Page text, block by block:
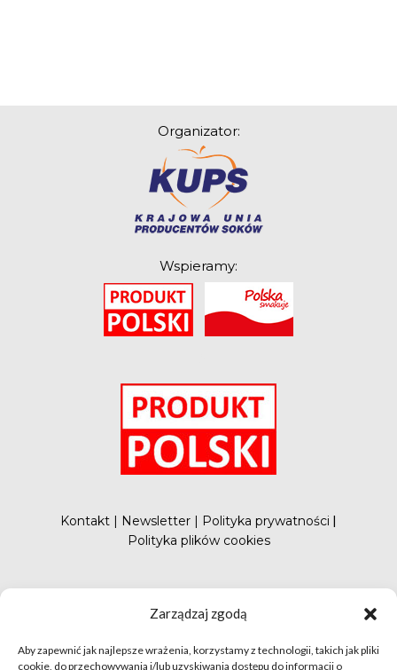
Zarządzaj zgodą
Aby zapewnić jak najlepsze wrażenia, korzystamy z technologii, takich jak pliki
cookie, do przechowywania i/lub uzyskiwania dostępu do informacji o
Organizator:
Wspieramy:
Kontakt Newsletter Polityka prywatności |
Polityka plików cookies